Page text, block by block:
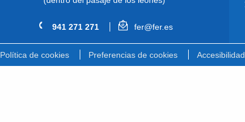
941 271 271 fer@fer.es
Política de cookies Preferencias de cookies Accesibilidad